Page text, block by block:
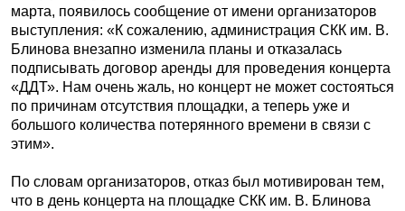
марта, появилось сообщение от имени организаторов
выступления: «К сожалению, администрация СКК им. В.
Блинова внезапно изменила планы и отказалась
подписывать договор аренды для проведения концерта
«ДДТ». Нам очень жаль, но концерт не может состояться
по причинам отсутствия площадки, а теперь уже и
большого количества потерянного времени в связи с
этим».
По словам организаторов, отказ был мотивирован тем,
что в день концерта на площадке СКК им. В. Блинова